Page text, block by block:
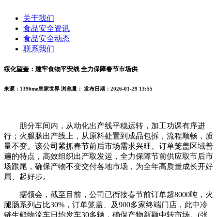
关于我们
食品安全资讯
食品安全动态
联系我们
绥化望奎：建牢食物平安线 全力保障春节市场供
来源：1396me皇家世界 浏览量： 发布日期：2026-01-29 13:55
朋分车间内，从动化出产线平稳运转，加工功课有序进
行；火腿肠出产线上，从原料处置到成品包拆，流程顺畅，质
量不变。该公司紧抓春节前后市场需求兴旺、订单笼盖区域普
遍的特点，高效组织出产取发运，全力保障节前供应取节后市
场跟尾，确保产物不变交付各地市场，为全年高质量成长开好
局、起好步。
据领会，截至目前，公司已衔接春节前订单超8000吨，火
腿肠系列占比30%，订单笼盖、及900多家终端门店，此中冷
链生鲜物流车日均发车30多辆，确保产物新颖中转市场。(张